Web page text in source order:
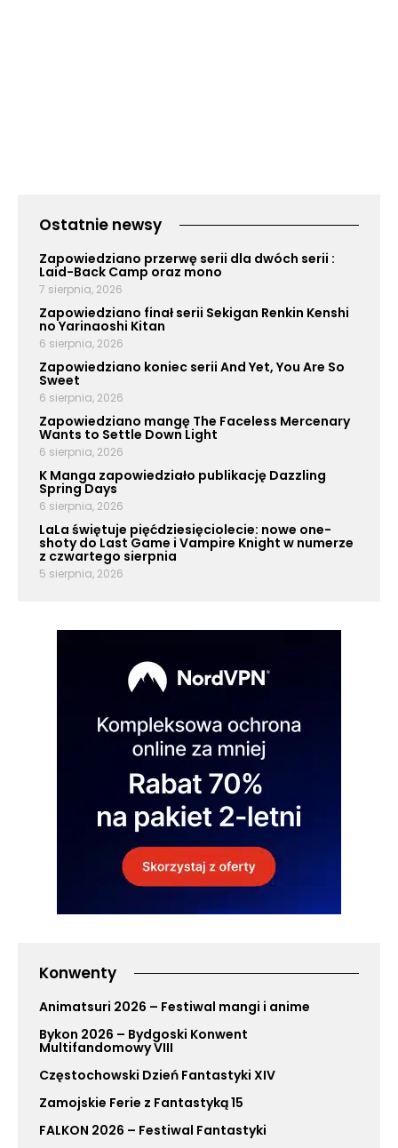
Ostatnie newsy
Zapowiedziano przerwę serii dla dwóch serii :
Laid-Back Camp oraz mono
7 sierpnia, 2026
Zapowiedziano finał serii Sekigan Renkin Kenshi
no Yarinaoshi Kitan
6 sierpnia, 2026
Zapowiedziano koniec serii And Yet, You Are So
Sweet
6 sierpnia, 2026
Zapowiedziano mangę The Faceless Mercenary
Wants to Settle Down Light
6 sierpnia, 2026
K Manga zapowiedziało publikację Dazzling
Spring Days
6 sierpnia, 2026
LaLa świętuje pięćdziesięciolecie: nowe one-
shoty do Last Game i Vampire Knight w numerze
z czwartego sierpnia
5 sierpnia, 2026
Konwenty
Animatsuri 2026 – Festiwal mangi i anime
Bykon 2026 – Bydgoski Konwent
Multifandomowy VIII
Częstochowski Dzień Fantastyki XIV
Zamojskie Ferie z Fantastyką 15
FALKON 2026 – Festiwal Fantastyki